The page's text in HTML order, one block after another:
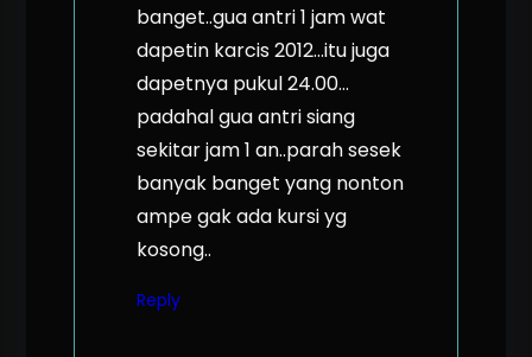
banget..gua antri 1 jam wat
dapetin karcis 2012…itu juga
dapetnya pukul 24.00…
padahal gua antri siang
sekitar jam 1 an..parah sesek
banyak banget yang nonton
ampe gak ada kursi yg
kosong..
Reply